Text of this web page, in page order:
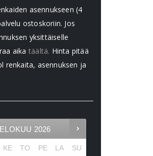
asennukseen (4
ostoskoriin. Jos
yksittäiselle
aika täältä. Hinta pitää
renkaita, asennuksen ja
ELOKUU 2026
KE TO PE LA SU